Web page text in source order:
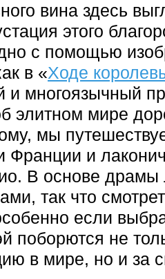
вина здесь
этого
с помощью
в «Ходе
многоязычный
элитном мире
мы
Франции и
В основе
так что
если
поборются не
в мире, но и за